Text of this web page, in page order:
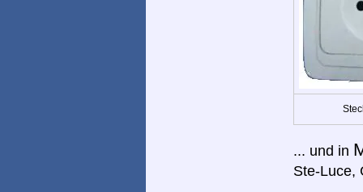
... und in
Ste-Luce,